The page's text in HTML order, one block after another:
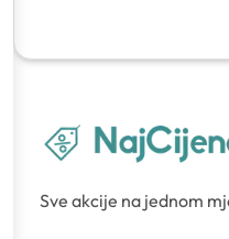
Sve akcije na jednom